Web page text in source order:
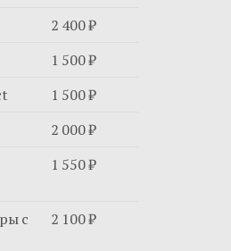
2 400 ₽
1 500 ₽
1 500 ₽
2 000 ₽
1 550 ₽
с
2 100 ₽